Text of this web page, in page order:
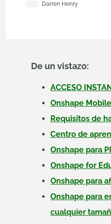
Darren Henry
De un vistazo:
ACCESO
Onshape Mobile
Requisitos de
Centro de
Onshape para
Onshape for
Onshape para
Onshape para
cualquier